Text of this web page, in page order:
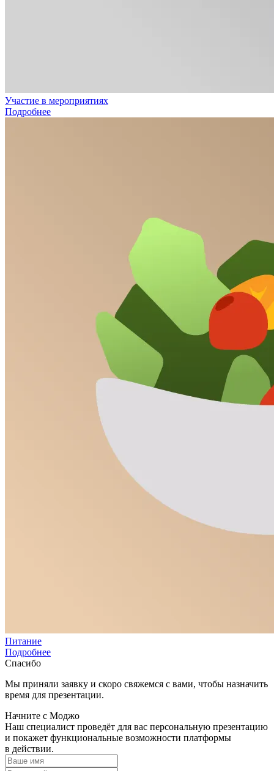
Участие в мероприятиях
Подробнее
Питание
Подробнее
Спасибо
Мы приняли заявку и скоро свяжемся с вами, чтобы назначить
время для презентации.
Начните с Моджо
Наш специалист проведёт для вас персональную презентацию
и покажет функциональные возможности платформы
в действии.